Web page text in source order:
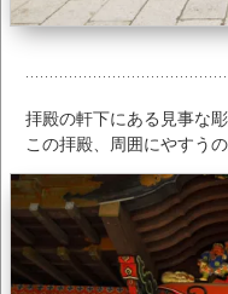
拝殿の軒下にある見事な彫
この拝殿、周囲にやすう